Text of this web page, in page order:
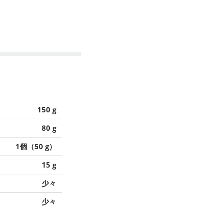
150 g
80 g
1個（50 g）
15 g
少々
少々